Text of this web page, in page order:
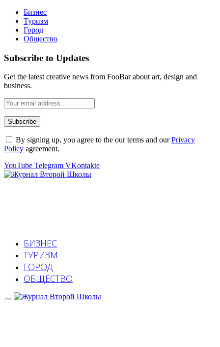
Бизнес
Туризм
Город
Общество
Subscribe to Updates
Get the latest creative news from FooBar about art, design and
business.
By signing up, you agree to the our terms and ourPrivacy
Policy agreement.
YouTube Telegram VKontakte
БИЗНЕС
ТУРИЗМ
ГОРОД
ОБЩЕСТВО